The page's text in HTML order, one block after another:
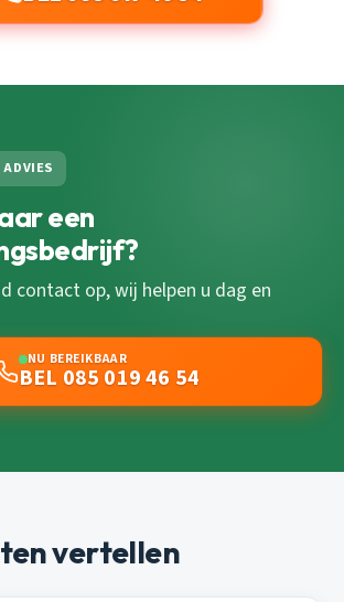
een
contact op, wij helpen u dag en
NU BEREIKBAAR
BEL 085 019 46 54
vertellen